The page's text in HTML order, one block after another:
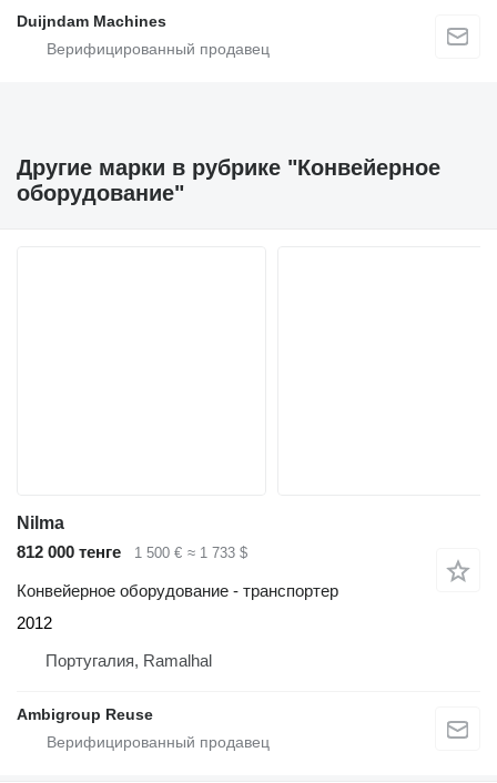
Duijndam Machines
Другие марки в рубрике "Конвейерное
оборудование"
Nilma
812 000 тенге
1 500 € ≈ 1 733 $
Конвейерное оборудование - транспортер
2012
Португалия, Ramalhal
Ambigroup Reuse